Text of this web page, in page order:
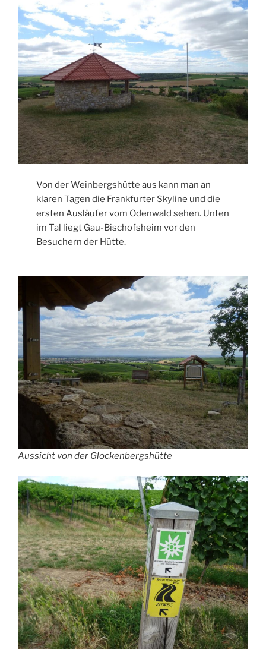
Von der Weinbergshütte aus kann man an
klaren Tagen die Frankfurter Skyline und die
ersten Ausläufer vom Odenwald sehen. Unten
im Tal liegt Gau-Bischofsheim vor den
Besuchern der Hütte.
Aussicht von der Glockenbergshütte